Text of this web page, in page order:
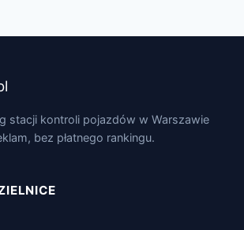
stacji kontroli pojazdów w Warszawie
bez płatnego rankingu.